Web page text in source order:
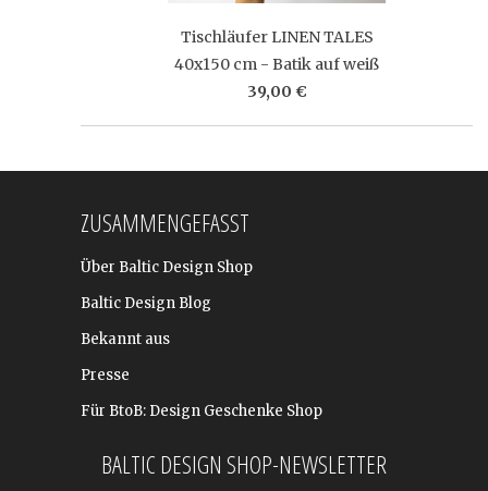
Tischläufer LINEN TALES
40x150 cm - Batik auf weiß
39,00 €
ZUSAMMENGEFASST
Über Baltic Design Shop
Baltic Design Blog
Bekannt aus
Presse
Für BtoB: Design Geschenke Shop
BALTIC DESIGN SHOP-NEWSLETTER